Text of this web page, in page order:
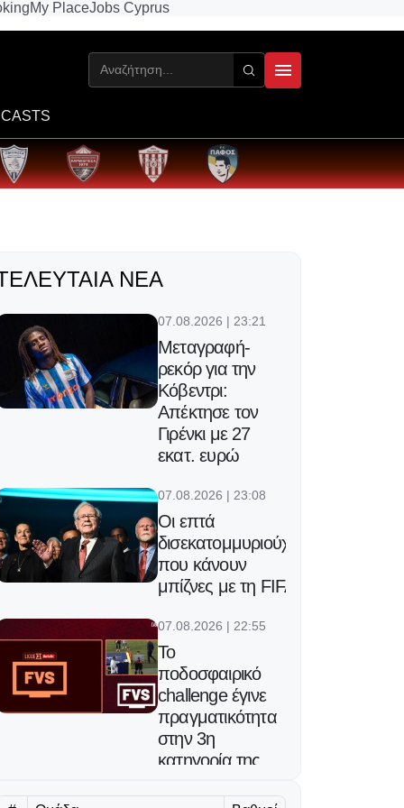
My PlaceJobs Cyprus
ΝΈΑ
07.08.2026 | 23:21
Μεταγραφή-
ρεκόρ για την
Κόβεντρι:
Απέκτησε τον
Γιρένκι με 27
εκατ. ευρώ
07.08.2026 | 23:08
Οι επτά
δισεκατομμυριούχοι
που κάνουν
μπίζνες με τη FIFA
07.08.2026 | 22:55
Το
ποδοσφαιρικό
challenge έγινε
πραγματικότητα
στην 3η
κατηγορία της